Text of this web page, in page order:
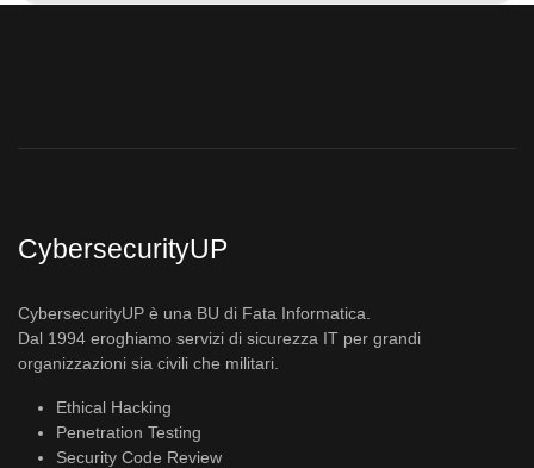
CybersecurityUP
CybersecurityUP è una BU di Fata Informatica.
Dal 1994 eroghiamo servizi di sicurezza IT per grandi
organizzazioni sia civili che militari.
Ethical Hacking
Penetration Testing
Security Code Review